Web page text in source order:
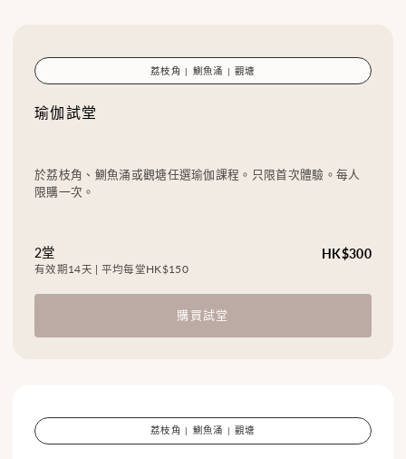
荔枝角 | 鰂魚涌 | 觀塘
瑜伽試堂
於荔枝角、鰂魚涌或觀塘任選瑜伽課程。只限首次體驗。每人
限購一次。
2堂
有效期14天 | 平均每堂HK$150
HK$300
購買試堂
荔枝角 | 鰂魚涌 | 觀塘